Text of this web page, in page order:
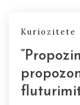
Kuriozitete